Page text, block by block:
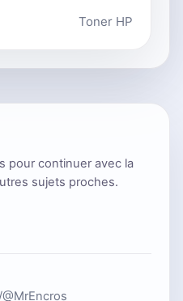
Toner HP
pour continuer avec la
sujets proches.